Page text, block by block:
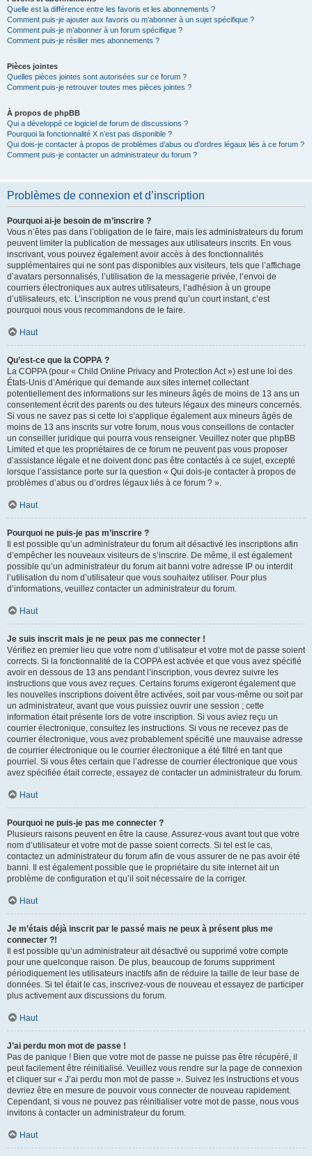
Quelle est la différence entre les favoris et les abonnements ?
Comment puis-je ajouter aux favoris ou m’abonner à un sujet spécifique ?
Comment puis-je m’abonner à un forum spécifique ?
Comment puis-je résilier mes abonnements ?
Pièces jointes
Quelles pièces jointes sont autorisées sur ce forum ?
Comment puis-je retrouver toutes mes pièces jointes ?
À propos de phpBB
Qui a développé ce logiciel de forum de discussions ?
Pourquoi la fonctionnalité X n’est pas disponible ?
Qui dois-je contacter à propos de problèmes d’abus ou d’ordres légaux liés à ce forum ?
Comment puis-je contacter un administrateur du forum ?
Problèmes de connexion et d’inscription
Pourquoi ai-je besoin de m’inscrire ?
Vous n’êtes pas dans l’obligation de le faire, mais les administrateurs du forum
peuvent limiter la publication de messages aux utilisateurs inscrits. En vous
inscrivant, vous pouvez également avoir accès à des fonctionnalités
supplémentaires qui ne sont pas disponibles aux visiteurs, tels que l’affichage
d’avatars personnalisés, l’utilisation de la messagerie privée, l’envoi de
courriers électroniques aux autres utilisateurs, l’adhésion à un groupe
d’utilisateurs, etc. L’inscription ne vous prend qu’un court instant, c’est
pourquoi nous vous recommandons de le faire.
Haut
Qu’est-ce que la COPPA ?
La COPPA (pour « Child Online Privacy and Protection Act ») est une loi des
États-Unis d’Amérique qui demande aux sites internet collectant
potentiellement des informations sur les mineurs âgés de moins de 13 ans un
consentement écrit des parents ou des tuteurs légaux des mineurs concernés.
Si vous ne savez pas si cette loi s’applique également aux mineurs âgés de
moins de 13 ans inscrits sur votre forum, nous vous conseillons de contacter
un conseiller juridique qui pourra vous renseigner. Veuillez noter que phpBB
Limited et que les propriétaires de ce forum ne peuvent pas vous proposer
d’assistance légale et ne doivent donc pas être contactés à ce sujet, excepté
lorsque l’assistance porte sur la question « Qui dois-je contacter à propos de
problèmes d’abus ou d’ordres légaux liés à ce forum ? ».
Haut
Pourquoi ne puis-je pas m’inscrire ?
Il est possible qu’un administrateur du forum ait désactivé les inscriptions afin
d’empêcher les nouveaux visiteurs de s’inscrire. De même, il est également
possible qu’un administrateur du forum ait banni votre adresse IP ou interdit
l’utilisation du nom d’utilisateur que vous souhaitez utiliser. Pour plus
d’informations, veuillez contacter un administrateur du forum.
Haut
Je suis inscrit mais je ne peux pas me connecter !
Vérifiez en premier lieu que votre nom d’utilisateur et votre mot de passe soient
corrects. Si la fonctionnalité de la COPPA est activée et que vous avez spécifié
avoir en dessous de 13 ans pendant l’inscription, vous devrez suivre les
instructions que vous avez reçues. Certains forums exigeront également que
les nouvelles inscriptions doivent être activées, soit par vous-même ou soit par
un administrateur, avant que vous puissiez ouvrir une session ; cette
information était présente lors de votre inscription. Si vous aviez reçu un
courrier électronique, consultez les instructions. Si vous ne recevez pas de
courrier électronique, vous avez probablement spécifié une mauvaise adresse
de courrier électronique ou le courrier électronique a été filtré en tant que
pourriel. Si vous êtes certain que l’adresse de courrier électronique que vous
avez spécifiée était correcte, essayez de contacter un administrateur du forum.
Haut
Pourquoi ne puis-je pas me connecter ?
Plusieurs raisons peuvent en être la cause. Assurez-vous avant tout que votre
nom d’utilisateur et votre mot de passe soient corrects. Si tel est le cas,
contactez un administrateur du forum afin de vous assurer de ne pas avoir été
banni. Il est également possible que le propriétaire du site internet ait un
problème de configuration et qu’il soit nécessaire de la corriger.
Haut
Je m’étais déjà inscrit par le passé mais ne peux à présent plus me
connecter ?!
Il est possible qu’un administrateur ait désactivé ou supprimé votre compte
pour une quelconque raison. De plus, beaucoup de forums suppriment
périodiquement les utilisateurs inactifs afin de réduire la taille de leur base de
données. Si tel était le cas, inscrivez-vous de nouveau et essayez de participer
plus activement aux discussions du forum.
Haut
J’ai perdu mon mot de passe !
Pas de panique ! Bien que votre mot de passe ne puisse pas être récupéré, il
peut facilement être réinitialisé. Veuillez vous rendre sur la page de connexion
et cliquer sur « J’ai perdu mon mot de passe ». Suivez les instructions et vous
devriez être en mesure de pouvoir vous connecter de nouveau rapidement.
Cependant, si vous ne pouvez pas réinitialiser votre mot de passe, nous vous
invitons à contacter un administrateur du forum.
Haut